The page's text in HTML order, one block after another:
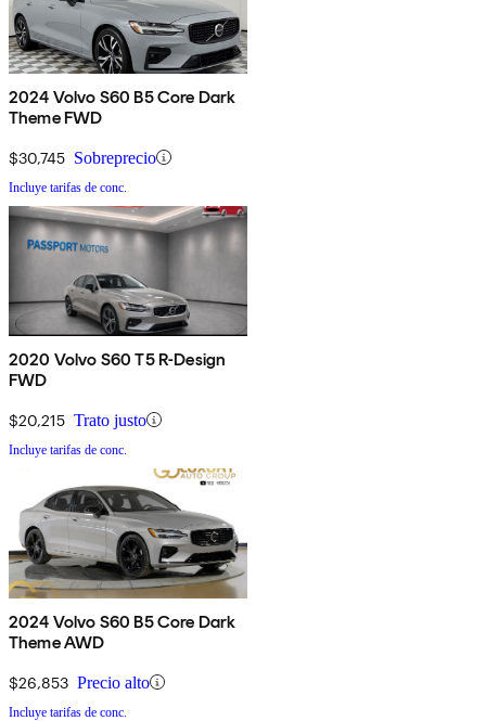
2024 Volvo S60 B5 Core Dark
Theme FWD
$30,745 Sobreprecio
Incluye tarifas de conc.
2020 Volvo S60 T5 R-Design
FWD
$20,215 Trato justo
Incluye tarifas de conc.
2024 Volvo S60 B5 Core Dark
Theme AWD
$26,853 Precio alto
Incluye tarifas de conc.